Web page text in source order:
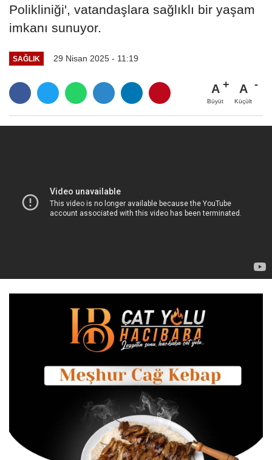
Polikliniği', vatandaşlara sağlıklı bir yaşam
imkanı sunuyor.
SAĞLIK 29 Nisan 2025 - 11:19
A
Büyüt
A
Küçült